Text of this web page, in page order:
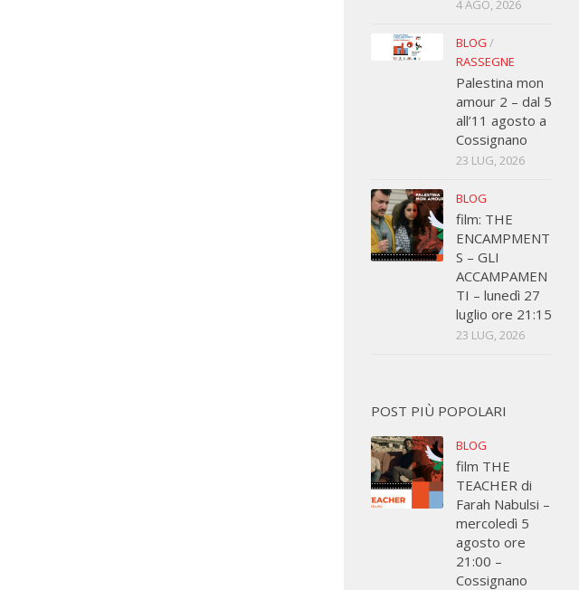
4 AGO, 2026
BLOG /
RASSEGNE
Palestina mon
amour 2 – dal 5
all’11 agosto a
Cossignano
23 LUG, 2026
BLOG
film: THE
ENCAMPMENT
S – GLI
ACCAMPAMEN
TI – lunedì 27
luglio ore 21:15
23 LUG, 2026
POST PIÙ POPOLARI
BLOG
film THE
TEACHER di
Farah Nabulsi –
mercoledì 5
agosto ore
21:00 –
Cossignano